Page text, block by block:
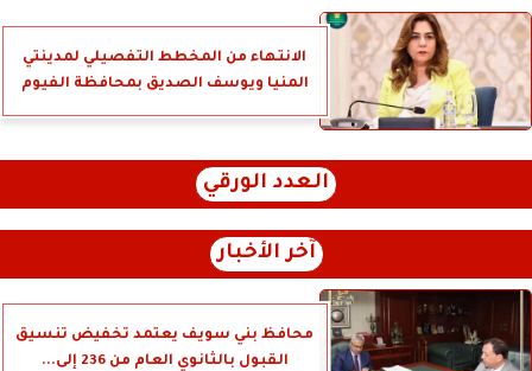
الانتهاء من المخطط التفصيلي لمدينتي
المنيا ويوسف الصديق بمحافظة الفيوم
العدد الورقي
آخر الأخبار
محافظ بني سويف يعتمد تخفيض تنسيق
القبول بالثانوي العام من 236 إلى...